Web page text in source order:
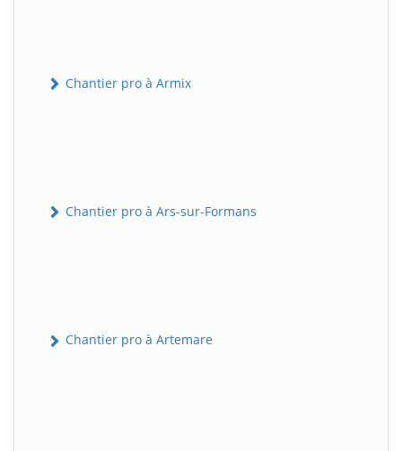
Chantier pro à Armix
Chantier pro à Ars-sur-Formans
Chantier pro à Artemare